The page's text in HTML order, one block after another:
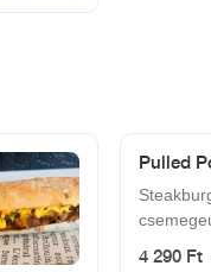
Pulled
4 290 Ft